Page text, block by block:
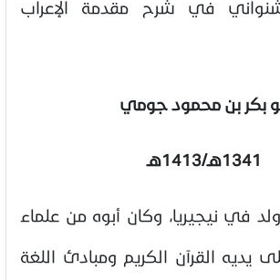
في شرح مقدمة الإعراب
بكر بن محمود جومي
1341هـ/1413هـ
ولد في نيجيريا، وكان أبوه من علماء
يديه القرآن الكريم ومبادئ اللغة